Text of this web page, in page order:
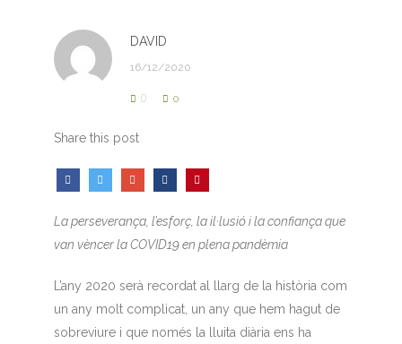
DAVID
16/12/2020
0 0
Share this post
La perseverança, l’esforç, la il·lusió i la confiança que
van vèncer la COVID19 en plena pandèmia
L’any 2020 serà recordat al llarg de la història com
un any molt complicat, un any que hem hagut de
sobreviure i que només la lluita diària ens ha